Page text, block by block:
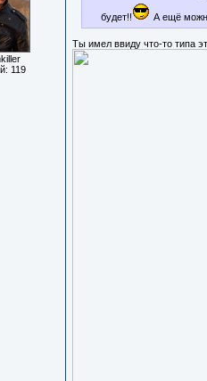
119
будет!! А ещё
Ты имел ввиду что-то типа